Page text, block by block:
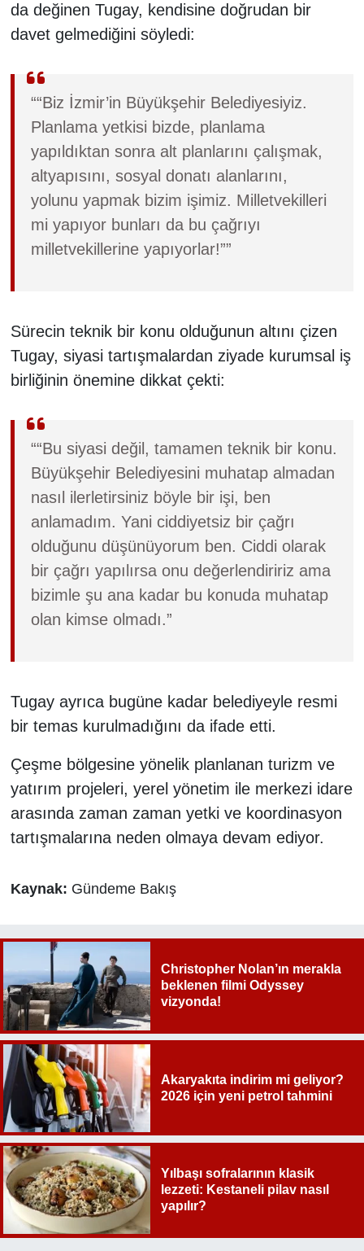
da değinen Tugay, kendisine doğrudan bir
davet gelmediğini söyledi:
““Biz İzmir’in Büyükşehir Belediyesiyiz.
Planlama yetkisi bizde, planlama
yapıldıktan sonra alt planlarını çalışmak,
altyapısını, sosyal donatı alanlarını,
yolunu yapmak bizim işimiz. Milletvekilleri
mi yapıyor bunları da bu çağrıyı
milletvekillerine yapıyorlar!””
Sürecin teknik bir konu olduğunun altını çizen
Tugay, siyasi tartışmalardan ziyade kurumsal iş
birliğinin önemine dikkat çekti:
““Bu siyasi değil, tamamen teknik bir konu.
Büyükşehir Belediyesini muhatap almadan
nasıl ilerletirsiniz böyle bir işi, ben
anlamadım. Yani ciddiyetsiz bir çağrı
olduğunu düşünüyorum ben. Ciddi olarak
bir çağrı yapılırsa onu değerlendiririz ama
bizimle şu ana kadar bu konuda muhatap
olan kimse olmadı.”
Tugay ayrıca bugüne kadar belediyeyle resmi
bir temas kurulmadığını da ifade etti.
Çeşme bölgesine yönelik planlanan turizm ve
yatırım projeleri, yerel yönetim ile merkezi idare
arasında zaman zaman yetki ve koordinasyon
tartışmalarına neden olmaya devam ediyor.
Kaynak: Gündeme Bakış
Christopher Nolan’ın merakla
beklenen filmi Odyssey
vizyonda!
Akaryakıta indirim mi geliyor?
2026 için yeni petrol tahmini
Yılbaşı sofralarının klasik
lezzeti: Kestaneli pilav nasıl
yapılır?